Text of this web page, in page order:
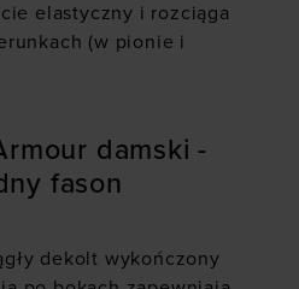
elastyczny i rozciąga
(w pionie i
damski -
fason
dekolt wykończony